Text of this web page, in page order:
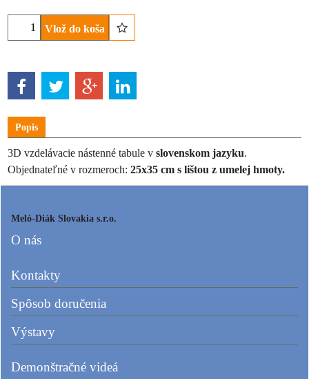
Vlož do koša
Popis
3D vzdelávacie nástenné tabule v slovenskom jazyku.
Objednateľné v rozmeroch: 25x35 cm s lištou z umelej hmoty.
Meló-Diák Slovakia s.r.o.
O nás
Kontakty
Spôsob doručenia
Výstavy
Demonštračné videá